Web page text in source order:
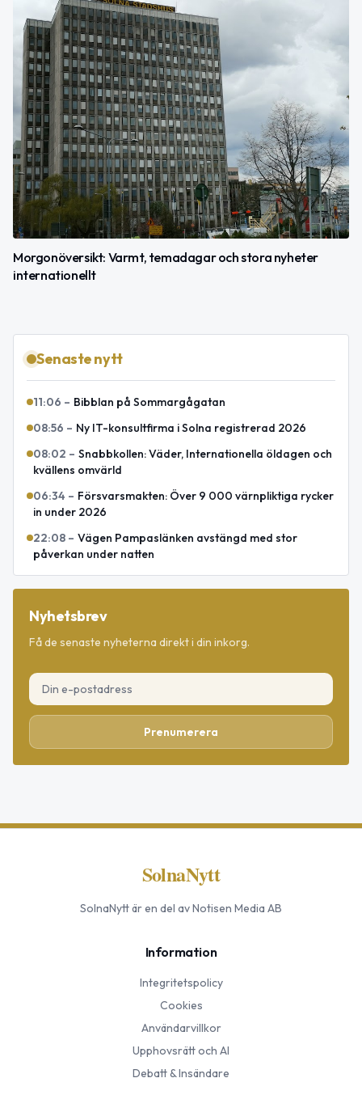
Morgonöversikt: Varmt, temadagar och stora nyheter
internationellt
Senaste nytt
11:06 – Bibblan på Sommargågatan
08:56 – Ny IT-konsultfirma i Solna registrerad 2026
08:02 – Snabbkollen: Väder, Internationella öldagen och
kvällens omvärld
06:34 – Försvarsmakten: Över 9 000 värnpliktiga rycker
in under 2026
22:08 – Vägen Pampaslänken avstängd med stor
påverkan under natten
Nyhetsbrev
Få de senaste nyheterna direkt i din inkorg.
Prenumerera
SolnaNytt
SolnaNyttär en del av Notisen Media AB
Information
Integritetspolicy
Cookies
Användarvillkor
Upphovsrätt och AI
Debatt & Insändare